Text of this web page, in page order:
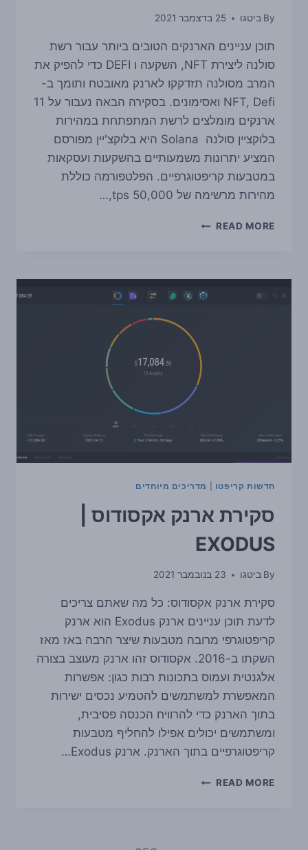
By ביטגו 25 בדצמבר 2021
תוכן עניינים הארנקים הטובים ביותר עבור רשת
סולנה ליצירת NFT, השקעה ו DEFI כדי להפיק את
המרב מסולנה תזדקקו לארנק מאובטח ותומך ב-
NFT, Defi ואסימונים. בסקירה הבאה נעבור על 11
ארנקים מומלצים לרשת המתפתחת במהירות
בלוקציין סולנה Solana היא בלוקצ'יין מפורסם
המציע יתרונות משמעותיים בהשקעות ועסקאות
במטבעות קריפטוגרפיים. הפלטפורמה כוללת
מהירות מרשימה של 50,000 tps,…
READ MORE
11
סולנה
חדשות קריפטו מדריכים מיוחדים
סקירת ארנק אקסודוס |
EXODUS
By ביטגו 23 בנובמבר 2021
סקירת ארנק אקסודוס: כל מה שאתם צריכים
לדעת תוכן עניינים ארנק Exodus הוא ארנק
קריפטוגרפי מרובה מטבעות שיצר הרבה באז מאז
השקתו ב-2016. אקסודוס זהו ארנק מעוצב בצורה
אלגנטית ועמוס בתכונות רבות כגון: אפשרות
המאפשרת למשתמשים להטמיע נכסים ישירות
בתוך הארנק כדי להרוויח הכנסה פסיבית,
ומשתמשים יכולים אפילו להחליף מטבעות
קריפטוגרפיים בתוך הארנק. ארנק Exodus…
READ MORE סקירת